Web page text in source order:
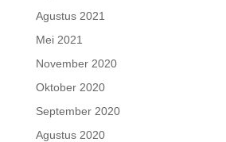
Agustus 2021
Mei 2021
November 2020
Oktober 2020
September 2020
Agustus 2020